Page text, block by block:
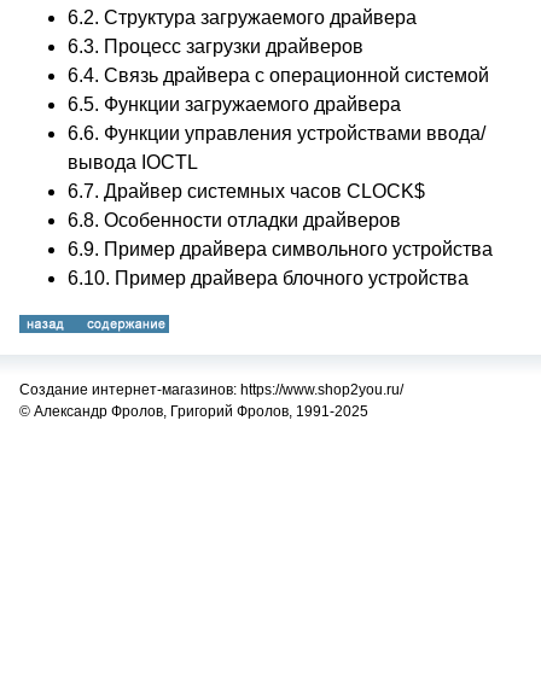
6.2. Структура загружаемого драйвера
6.3. Процесс загрузки драйверов
6.4. Связь драйвера с операционной системой
6.5. Функции загружаемого драйвера
6.6. Функции управления устройствами ввода/
вывода IOCTL
6.7. Драйвер системных часов CLOCK$
6.8. Особенности отладки драйверов
6.9. Пример драйвера символьного устройства
6.10. Пример драйвера блочного устройства
Создание интернет-магазинов: https://www.shop2you.ru/
© Александр Фролов, Григорий Фролов, 1991-2025